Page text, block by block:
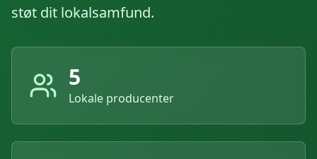
støt dit lokalsamfund.
5
Lokale producenter